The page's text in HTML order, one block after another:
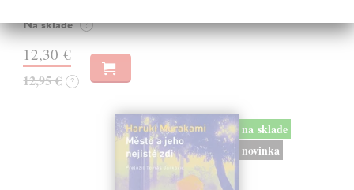
Na sklade ?
12,30 €
12,95 € ?
na sklade
novinka